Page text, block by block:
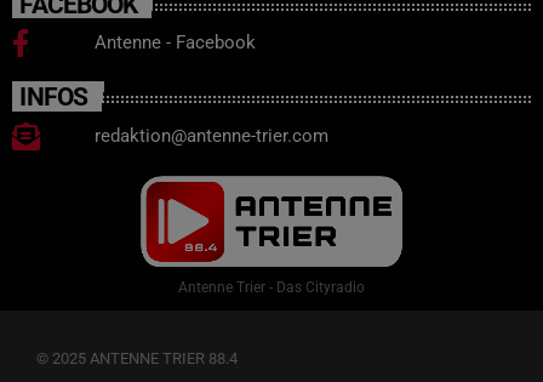
Antenne - Facebook
INFOS
redaktion@antenne-trier.com
Antenne Trier - Das Cityradio
© 2025 ANTENNE TRIER 88.4